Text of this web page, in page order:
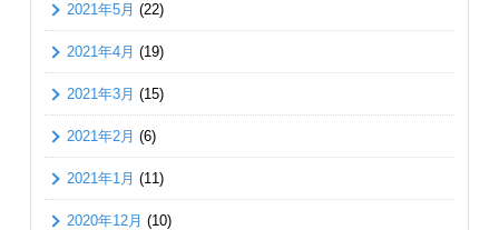
2021年5月 (22)
2021年4月 (19)
2021年3月 (15)
2021年2月 (6)
2021年1月 (11)
2020年12月 (10)